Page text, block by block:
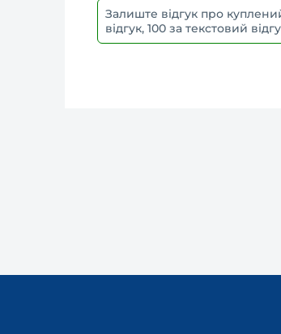
Залиште відгук про
відгук, 100 за текстовий